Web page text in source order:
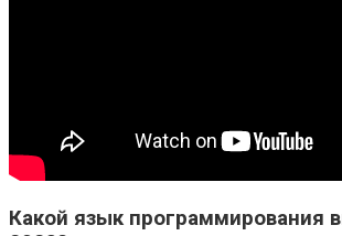
Какой язык программирования